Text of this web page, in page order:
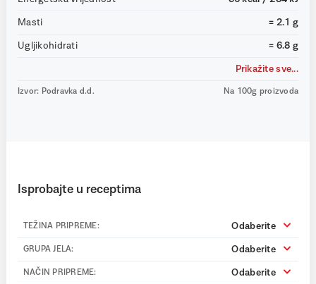
Masti = 2.1 g
Ugljikohidrati = 6.8 g
Prikažite sve...
Izvor: Podravka d.d. Na 100g proizvoda
Isprobajte u receptima
TEŽINA PRIPREME: Odaberite
GRUPA JELA: Odaberite
NAČIN PRIPREME: Odaberite